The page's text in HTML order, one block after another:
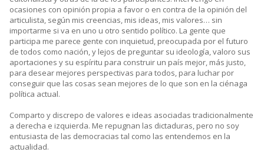
ocasiones con opinión propia a favor o en contra de la opinión del
articulista, según mis creencias, mis ideas, mis valores… sin
importarme si va en uno u otro sentido político. La gente que
participa me parece gente con inquietud, preocupada por el futuro
de todos como nación, y lejos de preguntar su ideología, valoro sus
aportaciones y su espíritu para construir un país mejor, más justo,
para desear mejores perspectivas para todos, para luchar por
conseguir que las cosas sean mejores de lo que son en la ciénaga
política actual.
Comparto y discrepo de valores e ideas asociadas tradicionalmente
a derecha e izquierda. Me repugnan las dictaduras, pero no soy
entusiasta de las democracias tal como las entendemos en la
actualidad.